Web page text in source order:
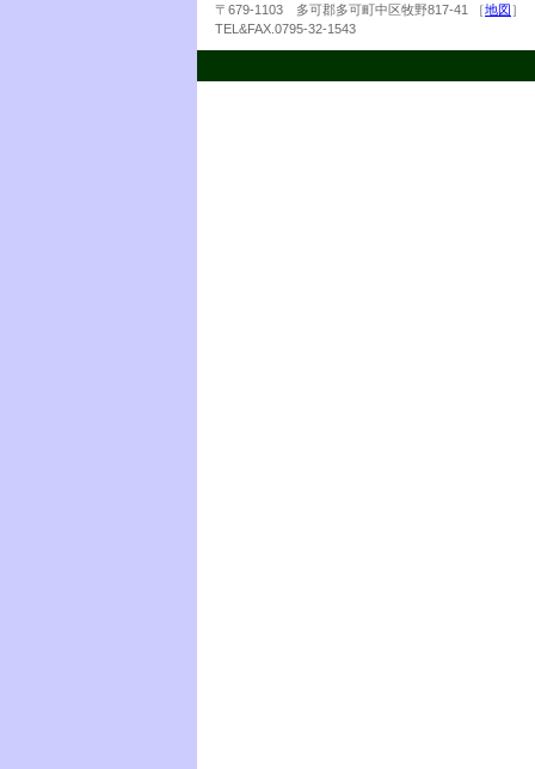
〒679-1103 多可郡多可町中区牧野817-41 ［地図］
TEL&FAX.0795-32-1543